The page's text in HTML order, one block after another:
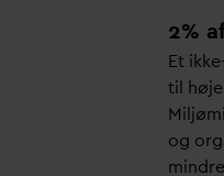
2%
Et
til
og